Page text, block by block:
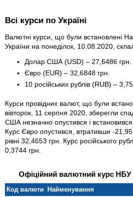
Всі курси по Україні
Валютні курси, що були встановлені
України на понеділок, 10.08.2020,
Долар США (USD) – 27,6486 грн.
Євро (EUR) – 32,6848 грн.
10 російських рублів (RUB) –
Курси провідних валют, що були
вівторок, 11 серпня 2020, зберегли
США незначно опустився і встановився
Курс Євро опустився, втративши -21,95
рівні 32,4653 грн. Курс російського
0,3744 грн.
Офіційний валютний курс НБУ
Код валюти Найменування